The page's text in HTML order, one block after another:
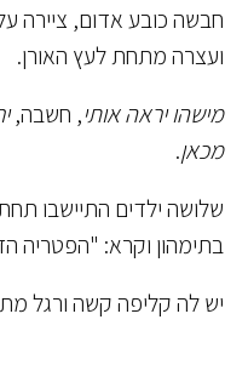
חבשה כובע אדום, ציירה
ועצרה מתחת לעץ האורן.
מישהו יראה אותי, חשבה,
מכאן.
שלושה ילדים התיישבו
בתימהון וקרא: "הפטריה
יש לה קליפה קשה ורגל